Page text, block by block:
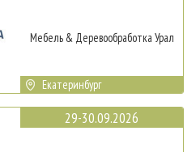
Мебель & Деревообработка Урал
Екатеринбург
29-30.09.2026